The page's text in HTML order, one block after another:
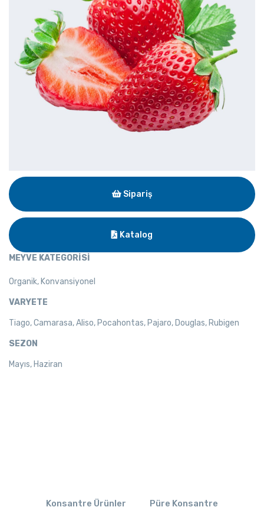
Sipariş
Katalog
MEYVE KATEGORİSİ
Organik, Konvansiyonel
VARYETE
Tiago, Camarasa, Aliso, Pocahontas, Pajaro, Douglas, Rubigen
SEZON
Mayıs, Haziran
Konsantre Ürünler Püre Konsantre